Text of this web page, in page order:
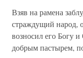
Взяв на рамена
страждущий народ,
возносил его Богу
добрым пастырем,